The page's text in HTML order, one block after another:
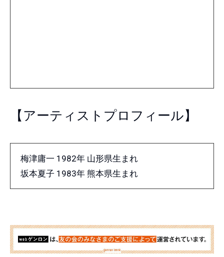
【アーティストプロフィール】
梅津庸一 1982年 山形県生まれ
坂本夏子 1983年 熊本県生まれ